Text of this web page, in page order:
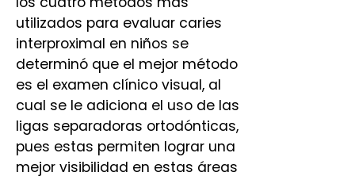
utilizados para evaluar caries
interproximal en niños se
determinó que el mejor método
es el examen clínico visual, al
cual se le adiciona el uso de las
ligas separadoras ortodónticas,
pues estas permiten lograr una
mejor visibilidad en estas áreas